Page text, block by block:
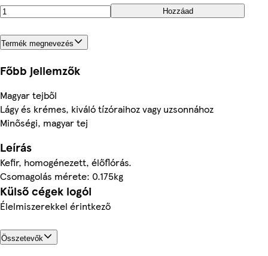
Hozzáad
Termék megnevezés
Főbb jellemzők
Magyar tejből
Lágy és krémes, kiváló tízóraihoz vagy uzsonnához
Minőségi, magyar tej
Leírás
Kefir, homogénezett, élőflórás.
Csomagolás mérete: 0.175kg
Külső cégek logói
Élelmiszerekkel érintkező
Összetevők